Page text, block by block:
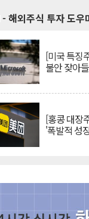
- 해외주식 투자 도우
[미국 특징
불안 잦아
[홍콩 대장
'폭발적 성